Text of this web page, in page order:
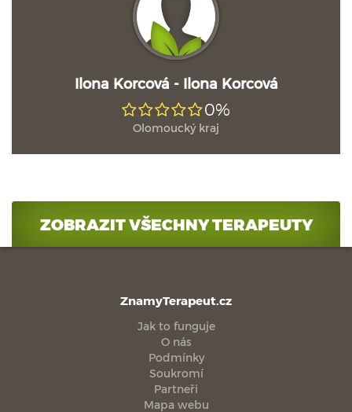
Ilona Korcová - Ilona Korcová
0%
Olomoucký kraj
ZOBRAZIT VŠECHNY TERAPEUTY
ZnamyTerapeut.cz
Jak to funguje
O nás
Podmínky
Soukromí
Partneři
Mapa webu